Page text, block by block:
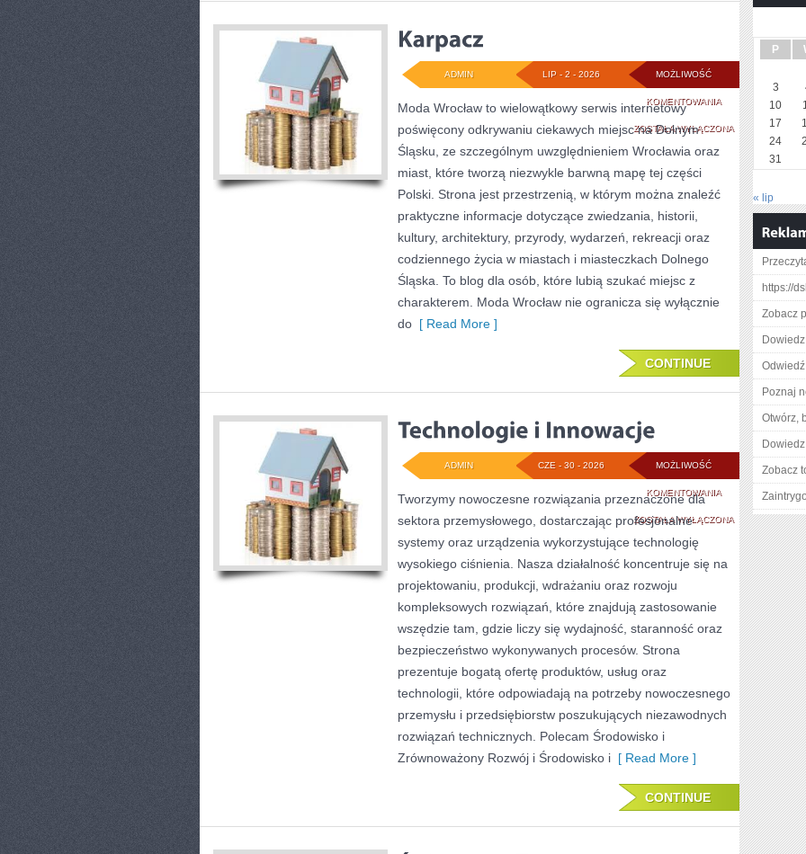
MOŻLIWOŚĆ
KOMENTOWANIAKARPACZ
ZOSTAŁA WYŁĄCZONA
LIP - 2 - 2026
ADMIN
Moda Wrocław to wielowątkowy serwis internetowy
poświęcony odkrywaniu ciekawych miejsc na Dolnym
Śląsku, ze szczególnym uwzględnieniem Wrocławia oraz
miast, które tworzą niezwykle barwną mapę tej części
Polski. Strona jest przestrzenią, w którym można znaleźć
praktyczne informacje dotyczące zwiedzania, historii,
kultury, architektury, przyrody, wydarzeń, rekreacji oraz
codziennego życia w miastach i miasteczkach Dolnego
Śląska. To blog dla osób, które lubią szukać miejsc z
charakterem. Moda Wrocław nie ogranicza się wyłącznie
do [ Read More ]
CONTINUE
MOŻLIWOŚĆ
KOMENTOWANIATECHNOLOGIE
I
INNOWACJE
ZOSTAŁA WYŁĄCZONA
CZE - 30 - 2026
ADMIN
Tworzymy nowoczesne rozwiązania przeznaczone dla
sektora przemysłowego, dostarczając profesjonalne
systemy oraz urządzenia wykorzystujące technologię
wysokiego ciśnienia. Nasza działalność koncentruje się na
projektowaniu, produkcji, wdrażaniu oraz rozwoju
kompleksowych rozwiązań, które znajdują zastosowanie
wszędzie tam, gdzie liczy się wydajność, staranność oraz
bezpieczeństwo wykonywanych procesów. Strona
prezentuje bogatą ofertę produktów, usług oraz
technologii, które odpowiadają na potrzeby nowoczesnego
przemysłu i przedsiębiorstw poszukujących niezawodnych
rozwiązań technicznych. Polecam Środowisko i
Zrównoważony Rozwój i Środowisko i [ Read More ]
CONTINUE
P
3
10
17
24
31
« lip
https://
Zobacz
Poznaj
Otwórz,
Zobacz